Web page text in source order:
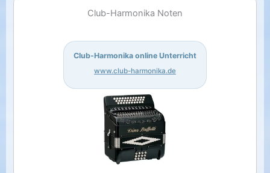
Club-Harmonika Noten
Club-Harmonika online Unterricht
www.club-harmonika.de